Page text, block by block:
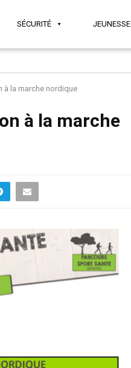
SÉCURITÉ JEUNESSE
à la marche nordique
à la marche